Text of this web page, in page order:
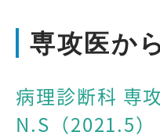
専攻医か
病理診断科 専
N.S（2021.5）